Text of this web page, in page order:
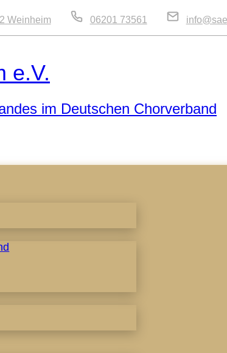
Weinheim 06201 73561
e.V.
im Deutschen Chorverband